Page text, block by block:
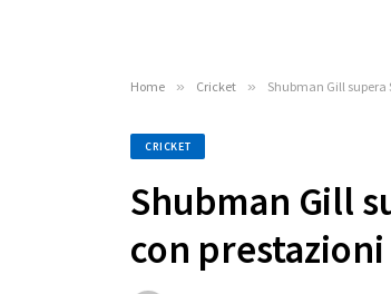
Home » Cricket » Shubman Gill supera
CRICKET
Shubman Gill
con